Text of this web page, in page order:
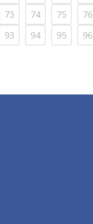
73 74 75 76
93 94 95 96